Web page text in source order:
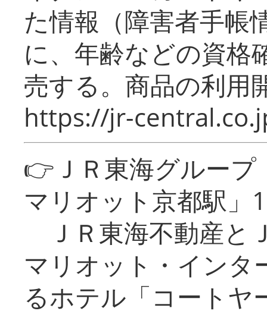
た情報（障害者手帳
に、年齢などの資格
売する。商品の利用
https://jr-
👉ＪＲ東海グルー
マリオット京都駅」
ＪＲ東海不動産と
マリオット・インタ
るホテル「コートヤ